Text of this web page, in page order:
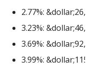
2.77%:
3.23%:
3.69%:
3.99%: